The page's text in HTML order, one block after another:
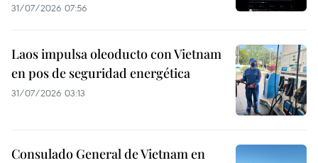
31/07/2026 07:56
Laos impulsa oleoducto con Vietnam
en pos de seguridad energética
31/07/2026 03:13
Consulado General de Vietnam en